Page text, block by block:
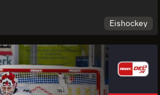
Eishockey